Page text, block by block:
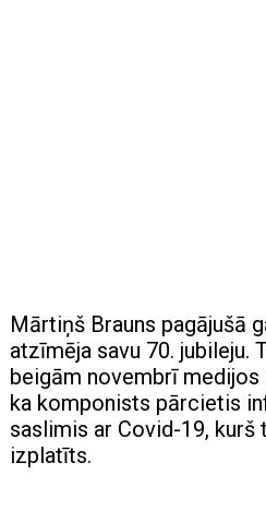
Mārtiņš Brauns pagājušā
atzīmēja savu 70. jubileju.
beigām novembrī
ka komponists pārcietis
saslimis ar Covid-19, kurš
izplatīts.